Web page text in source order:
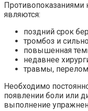
Противопоказаниями
являются:
поздний срок
тромбоз и
повышенная
недавнее
травмы,
Необходимо
появлении боли или
выполнение